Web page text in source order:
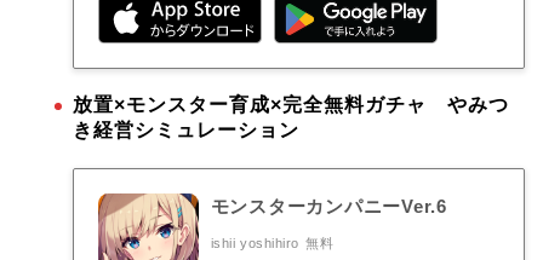
放置×モンスター育成×完全無料ガチャ やみつ
き経営シミュレーション
モンスターカンパニーVer.6
ishii yoshihiro 無料